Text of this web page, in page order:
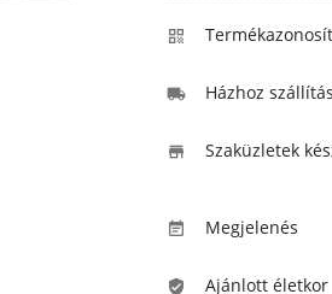

 Házhoz szállítás
 Szaküzletek
 Megjelenés
 Ajánlott életkor